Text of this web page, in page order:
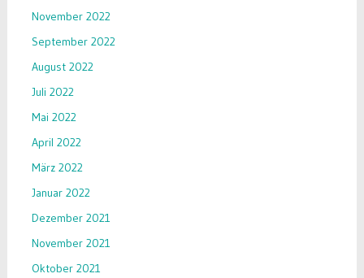
November 2022
September 2022
August 2022
Juli 2022
Mai 2022
April 2022
März 2022
Januar 2022
Dezember 2021
November 2021
Oktober 2021